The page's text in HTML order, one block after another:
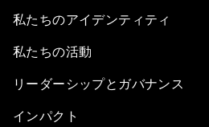
私たちのアイデンティティ
私たちの活動
リーダーシップとガバナンス
インパクト